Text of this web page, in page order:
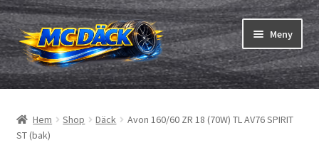
Hoppa
till
navigering
Hoppa
till
innehåll
Meny
Däck
Slangar & fälgband
Hem Shop Däck
Avon 160/60 ZR 18 (70W) TL AV76 SPIRIT
ST (bak)